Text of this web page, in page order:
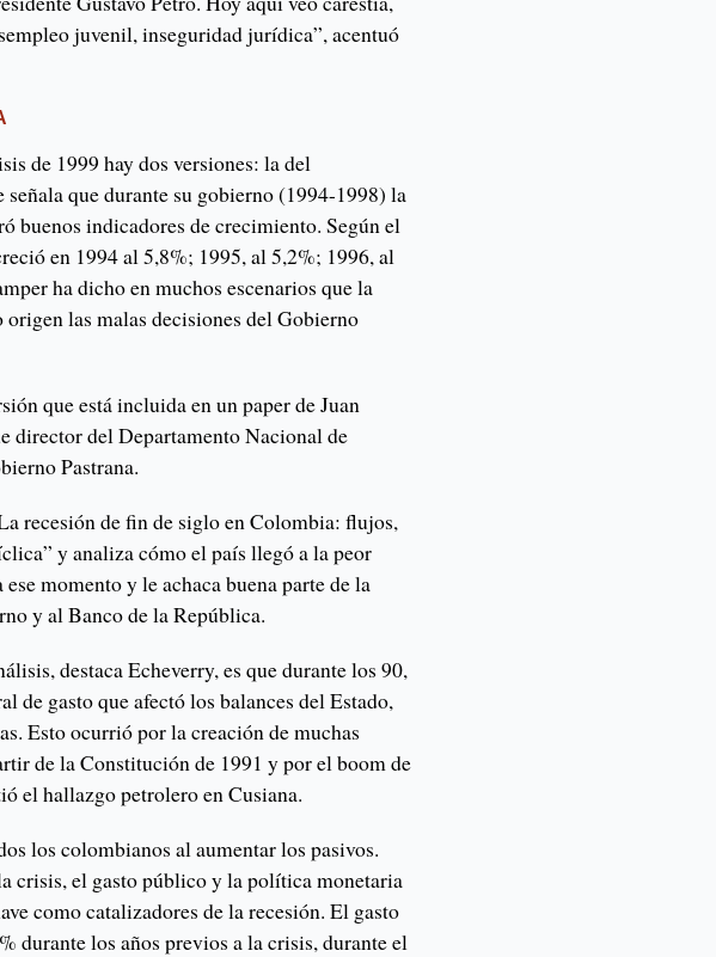
juvenil, inseguridad jurídica”, acentuó
de 1999 hay dos versiones: la del
señala que durante su gobierno (1994-1998) la
buenos indicadores de crecimiento. Según el
en 1994 al 5,8%; 1995, al 5,2%; 1996, al
ha dicho en muchos escenarios que la
las malas decisiones del Gobierno
que está incluida en un paper de Juan
director del Departamento Nacional de
Pastrana.
recesión de fin de siglo en Colombia: flujos,
y analiza cómo el país llegó a la peor
momento y le achaca buena parte de la
y al Banco de la República.
destaca Echeverry, es que durante los 90,
de gasto que afectó los balances del Estado,
Esto ocurrió por la creación de muchas
de la Constitución de 1991 y por el boom de
el hallazgo petrolero en Cusiana.
los colombianos al aumentar los pasivos.
crisis, el gasto público y la política monetaria
como catalizadores de la recesión. El gasto
durante los años previos a la crisis, durante el